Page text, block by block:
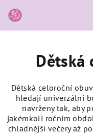
na
obsah
Dětská
Dětská celoroční obuv
hledají univerzální
navrženy tak, aby
jakémkoli ročním
chladnější večery až